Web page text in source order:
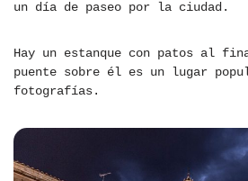
un día de paseo por la ciudad.
Hay un estanque con patos al
puente sobre él es un lugar
fotografías.